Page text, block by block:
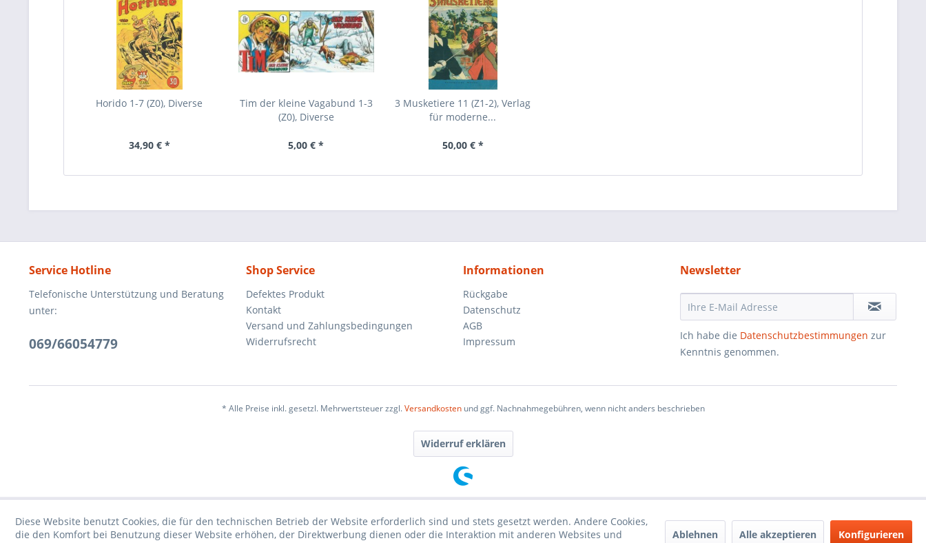
Horido 1-7 (Z0), Diverse
34,90 € *
Tim der kleine Vagabund 1-3
(Z0), Diverse
5,00 € *
3 Musketiere 11 (Z1-2), Verlag
für moderne...
50,00 € *
Service Hotline
Telefonische Unterstützung und Beratung
unter:
069/66054779
Shop Service
Defektes Produkt
Kontakt
Versand und Zahlungsbedingungen
Widerrufsrecht
Informationen
Rückgabe
Datenschutz
AGB
Impressum
Newsletter
Ich habe die Datenschutzbestimmungen zur
Kenntnis genommen.
* Alle Preise inkl. gesetzl. Mehrwertsteuer zzgl.Versandkostenund ggf. Nachnahmegebühren, wenn nicht anders beschrieben
Widerruf erklären
Diese Website benutzt Cookies, die für den technischen Betrieb der Website erforderlich sind und stets gesetzt werden. Andere Cookies,
die den Komfort bei Benutzung dieser Website erhöhen, der Direktwerbung dienen oder die Interaktion mit anderen Websites und
Ablehnen Alle akzeptieren Konfigurieren